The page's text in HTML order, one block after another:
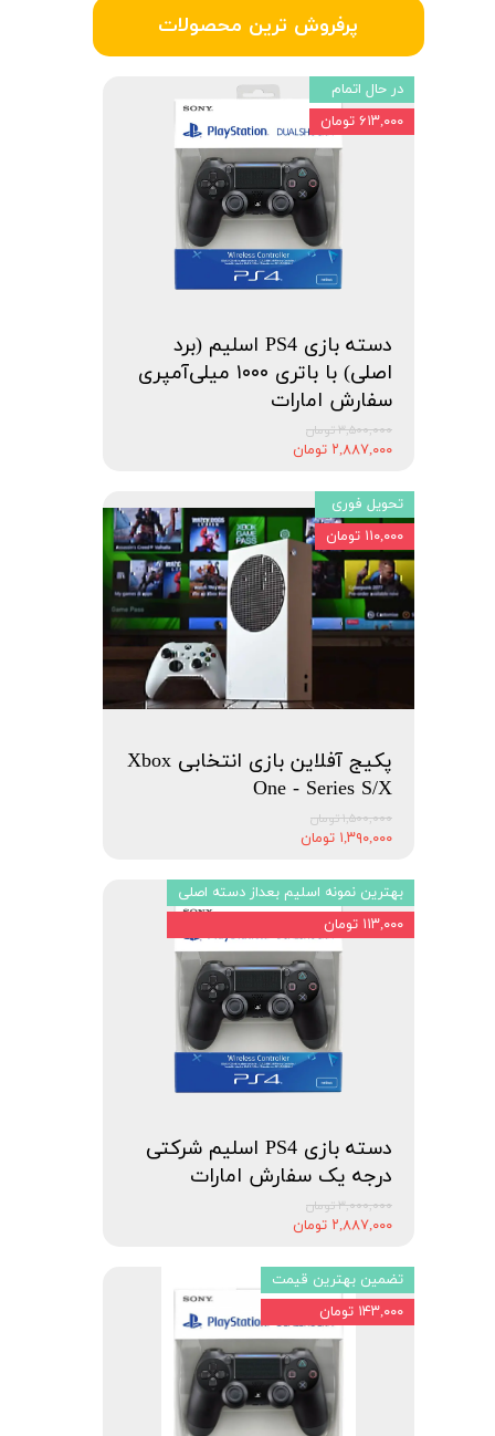
دسته بازی PS4 اسلیم (برد
اصلی) با باتری ۱۰۰۰ میلی‌آمپری
سفارش امارات
۳,۵۰۰,۰۰۰ تومان
۲,۸۸۷,۰۰۰ تومان
در حال اتمام
۶۱۳,۰۰۰ تومان
پکیج آفلاین بازی انتخابی Xbox
One - Series S/X
۱,۵۰۰,۰۰۰ تومان
۱,۳۹۰,۰۰۰ تومان
تحویل فوری
۱۱۰,۰۰۰ تومان
دسته بازی PS4 اسلیم شرکتی
درجه یک سفارش امارات
۳,۰۰۰,۰۰۰ تومان
۲,۸۸۷,۰۰۰ تومان
بهترین نمونه اسلیم بعداز دسته اصلی
۱۱۳,۰۰۰ تومان
تضمین بهترین قیمت
۱۴۳,۰۰۰ تومان
پرفروش ترین محصولات